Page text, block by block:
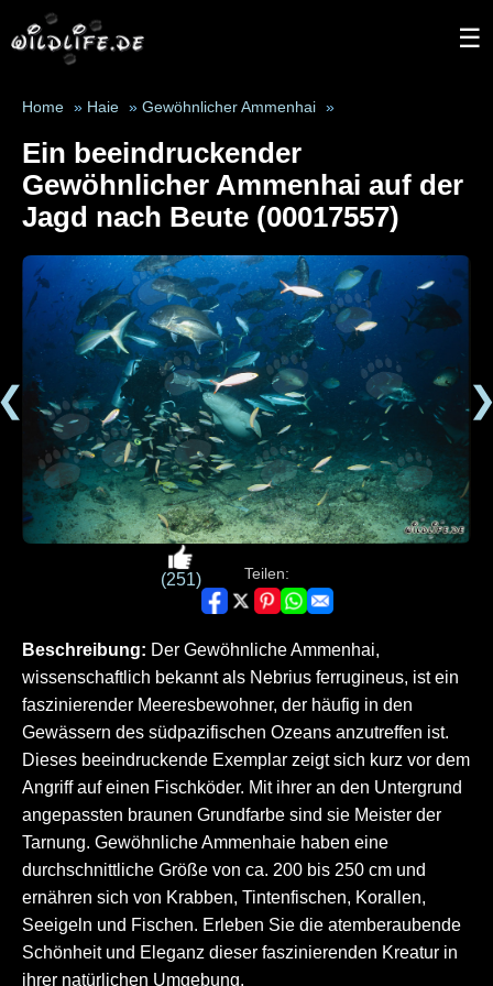
☰
Home » Haie » Gewöhnlicher Ammenhai »
Ein beeindruckender
Gewöhnlicher Ammenhai auf der
Jagd nach Beute (00017557)
(251) Teilen:
Beschreibung: Der Gewöhnliche Ammenhai,
wissenschaftlich bekannt als Nebrius ferrugineus, ist ein
faszinierender Meeresbewohner, der häufig in den
Gewässern des südpazifischen Ozeans anzutreffen ist.
Dieses beeindruckende Exemplar zeigt sich kurz vor dem
Angriff auf einen Fischköder. Mit ihrer an den Untergrund
angepassten braunen Grundfarbe sind sie Meister der
Tarnung. Gewöhnliche Ammenhaie haben eine
durchschnittliche Größe von ca. 200 bis 250 cm und
ernähren sich von Krabben, Tintenfischen, Korallen,
Seeigeln und Fischen. Erleben Sie die atemberaubende
Schönheit und Eleganz dieser faszinierenden Kreatur in
ihrer natürlichen Umgebung.